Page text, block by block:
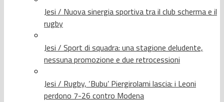
Jesi / Nuova sinergia sportiva tra il club scherma e il
rugby
Jesi / Sport di squadra: una stagione deludente,
nessuna promozione e due retrocessioni
Jesi / Rugby, ‘Bubu’ Piergirolami lascia: i Leoni
perdono 7-26 contro Modena